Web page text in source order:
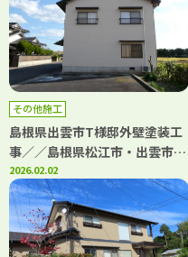
その他施工
島根県出雲市T様邸外壁塗装工
事／／島根県松江市・出雲市・
大田市・雲南市・鳥取県米子
市・境港市の「きじま塗装」
2026.02.02